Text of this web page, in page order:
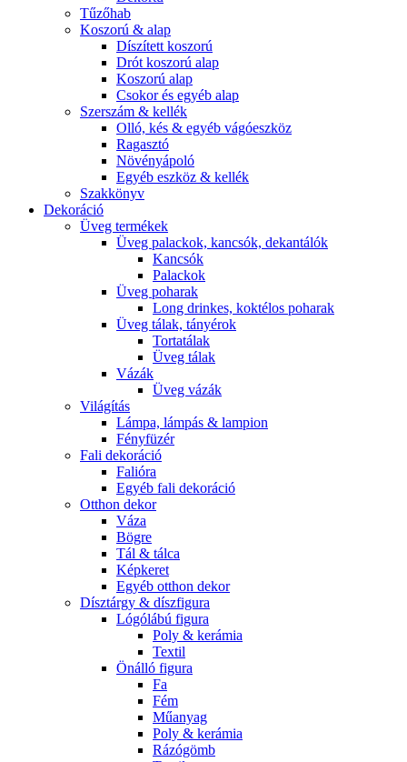
Tűzőhab
Koszorú & alap
Díszített koszorú
Drót koszorú alap
Koszorú alap
Csokor és egyéb alap
Szerszám & kellék
Olló, kés & egyéb vágóeszköz
Ragasztó
Növényápoló
Egyéb eszköz & kellék
Szakkönyv
Dekoráció
Üveg termékek
Üveg palackok, kancsók, dekantálók
Kancsók
Palackok
Üveg poharak
Long drinkes, koktélos poharak
Üveg tálak, tányérok
Tortatálak
Üveg tálak
Vázák
Üveg vázák
Világítás
Lámpa, lámpás & lampion
Fényfüzér
Fali dekoráció
Falióra
Egyéb fali dekoráció
Otthon dekor
Váza
Bögre
Tál & tálca
Képkeret
Egyéb otthon dekor
Dísztárgy & díszfigura
Lógólábú figura
Poly & kerámia
Textil
Önálló figura
Fa
Fém
Műanyag
Poly & kerámia
Rázógömb